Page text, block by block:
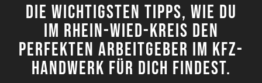
Die wichtigsten Tipps, wie du
im Rhein-Wied-Kreis den
perfekten Arbeitgeber im KFZ-
Handwerk für dich findest.